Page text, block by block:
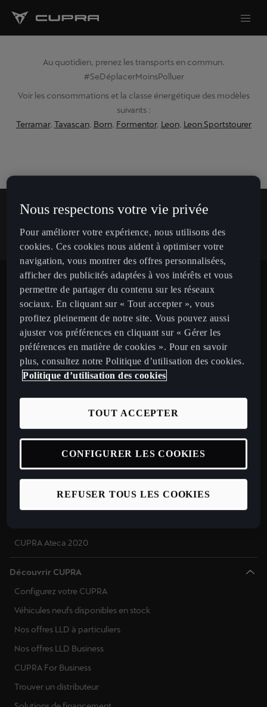
Au quotidien, prenez les transports en commun.
#SeDéplacerMoinsPolluer
Voir les consommations et la classe énergétique des modèles
suivants :
Terramar, Tavascan, Born, Formentor, Leon, Leon Sportstourer
En savoir plus sur CUPRA.
Restez informé
FranceFrançais
Nouvelle CUPRA Raval
Nouvelle CUPRA Born 2026
CUPRA Terramar
CUPRA Ateca 2020
Découvrir CUPRA
Configurez votre CUPRA
Véhicules neufs disponibles en stock
Nos offres LLD à particuliers
Nos offres LLD Business
CUPRA For Business
Trouver un distributeur
Nous respectons votre vie privée
Pour améliorer votre expérience, nous utilisons des
cookies. Ces cookies nous aident à optimiser votre
navigation, vous montrer des offres personnalisées,
afficher des publicités adaptées à vos intérêts et vous
permettre de partager du contenu sur les réseaux
sociaux. En cliquant sur « Tout accepter », vous
profitez pleinement de notre site. Vous pouvez aussi
ajuster vos préférences en cliquant sur « Gérer les
préférences en matière de cookies ». Pour en savoir
plus, consultez notre Politique d’utilisation des cookies.
Politique d’utilisation des cookies
REFUSER TOUS LES COOKIES
TOUT ACCEPTER
CONFIGURER LES COOKIES